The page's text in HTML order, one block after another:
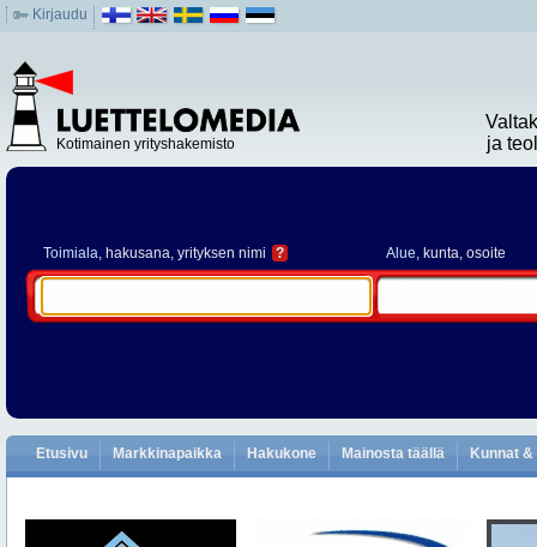
Kirjaudu
Kotimainen yrityshakemisto
ja
Toimiala, hakusana, yrityksen nimi ? Alue, kunta, osoite
Etusivu Markkinapaikka Hakukone Mainosta täällä Kunnat